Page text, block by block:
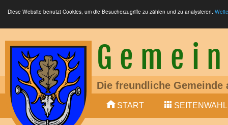
Diese Website benutzt Cookies, um die Besucherzugriffe zu zählen und zu analysieren.
Die freundliche
Ein liebens- und
Mitglied der
LTE (4G, 5G), Glasfaser
START SEITENWAHL